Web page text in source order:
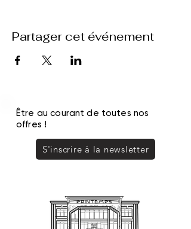
Partager cet événement
Être au courant de toutes nos
offres !
S'inscrire à la newsletter